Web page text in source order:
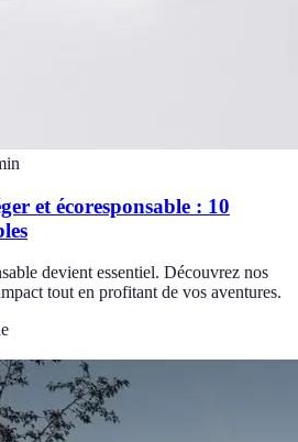
et écoresponsable : 10
devient essentiel. Découvrez nos
tout en profitant de vos aventures.